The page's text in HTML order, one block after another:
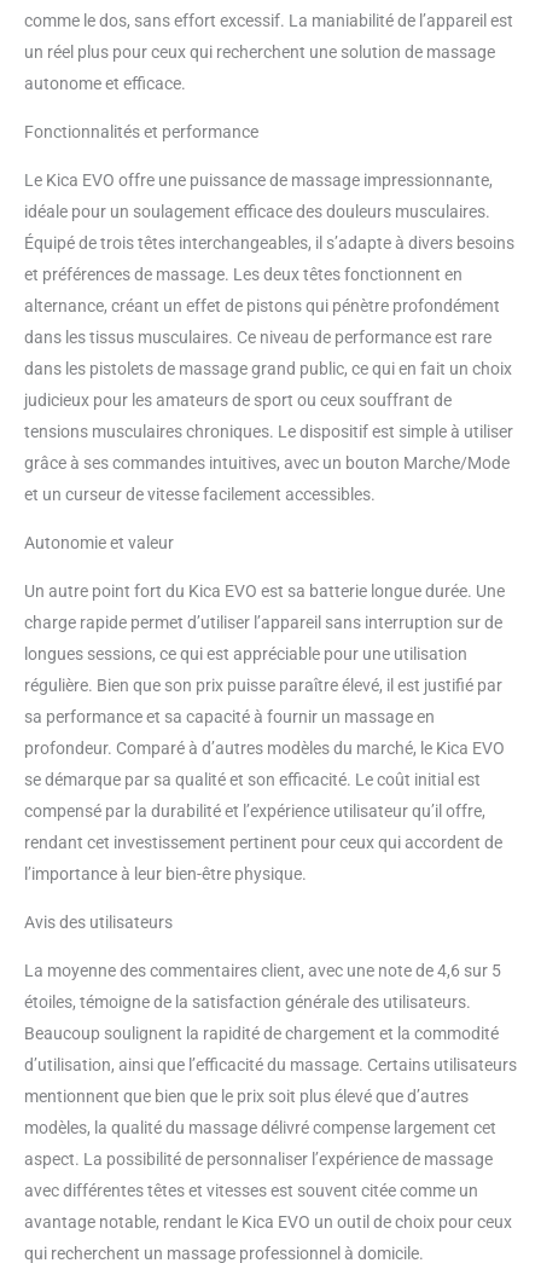
comme le dos, sans effort excessif. La maniabilité de l’appareil est
un réel plus pour ceux qui recherchent une solution de massage
autonome et efficace.
Fonctionnalités et performance
Le Kica EVO offre une puissance de massage impressionnante,
idéale pour un soulagement efficace des douleurs musculaires.
Équipé de trois têtes interchangeables, il s’adapte à divers besoins
et préférences de massage. Les deux têtes fonctionnent en
alternance, créant un effet de pistons qui pénètre profondément
dans les tissus musculaires. Ce niveau de performance est rare
dans les pistolets de massage grand public, ce qui en fait un choix
judicieux pour les amateurs de sport ou ceux souffrant de
tensions musculaires chroniques. Le dispositif est simple à utiliser
grâce à ses commandes intuitives, avec un bouton Marche/Mode
et un curseur de vitesse facilement accessibles.
Autonomie et valeur
Un autre point fort du Kica EVO est sa batterie longue durée. Une
charge rapide permet d’utiliser l’appareil sans interruption sur de
longues sessions, ce qui est appréciable pour une utilisation
régulière. Bien que son prix puisse paraître élevé, il est justifié par
sa performance et sa capacité à fournir un massage en
profondeur. Comparé à d’autres modèles du marché, le Kica EVO
se démarque par sa qualité et son efficacité. Le coût initial est
compensé par la durabilité et l’expérience utilisateur qu’il offre,
rendant cet investissement pertinent pour ceux qui accordent de
l’importance à leur bien-être physique.
Avis des utilisateurs
La moyenne des commentaires client, avec une note de 4,6 sur 5
étoiles, témoigne de la satisfaction générale des utilisateurs.
Beaucoup soulignent la rapidité de chargement et la commodité
d’utilisation, ainsi que l’efficacité du massage. Certains utilisateurs
mentionnent que bien que le prix soit plus élevé que d’autres
modèles, la qualité du massage délivré compense largement cet
aspect. La possibilité de personnaliser l’expérience de massage
avec différentes têtes et vitesses est souvent citée comme un
avantage notable, rendant le Kica EVO un outil de choix pour ceux
qui recherchent un massage professionnel à domicile.